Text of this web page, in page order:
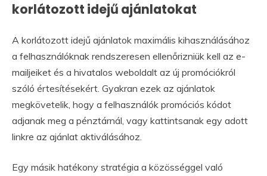
korlátozott idejű ajánlatokat
A korlátozott idejű ajánlatok maximális kihasználásához
a felhasználóknak rendszeresen ellenőrizniük kell az e-
mailjeiket és a hivatalos weboldalt az új promóciókról
szóló értesítésekért. Gyakran ezek az ajánlatok
megkövetelik, hogy a felhasználók promóciós kódot
adjanak meg a pénztárnál, vagy kattintsanak egy adott
linkre az ajánlat aktiválásához.
Egy másik hatékony stratégia a közösséggel való